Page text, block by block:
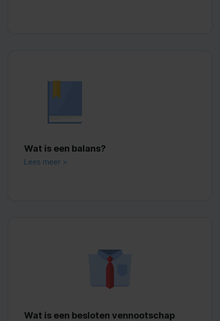
Wat is een balans?
Lees meer >
Wat is een besloten vennootschap